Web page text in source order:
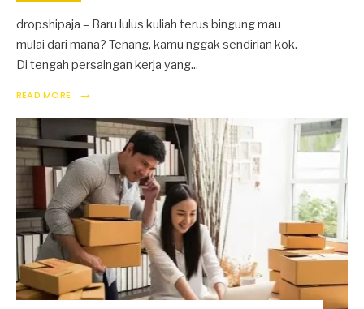
dropshipaja – Baru lulus kuliah terus bingung mau
mulai dari mana? Tenang, kamu nggak sendirian kok.
Di tengah persaingan kerja yang...
READ MORE →